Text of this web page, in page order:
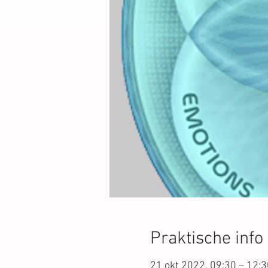
Praktische info